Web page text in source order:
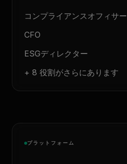
コンプライアンスオフィサー
CFO
ESGディレクター
+ 8 役割がさらにあります
プラットフォーム